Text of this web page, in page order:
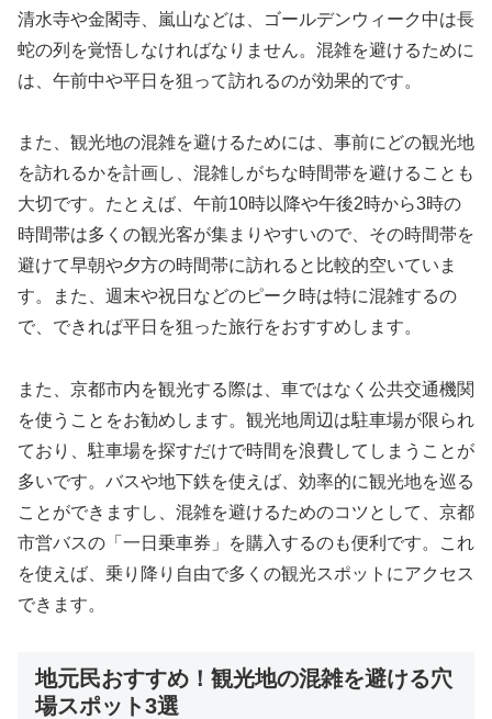
清水寺や金閣寺、嵐山などは、ゴールデンウィーク中は長
蛇の列を覚悟しなければなりません。混雑を避けるために
は、午前中や平日を狙って訪れるのが効果的です。
また、観光地の混雑を避けるためには、事前にどの観光地
を訪れるかを計画し、混雑しがちな時間帯を避けることも
大切です。たとえば、午前10時以降や午後2時から3時の
時間帯は多くの観光客が集まりやすいので、その時間帯を
避けて早朝や夕方の時間帯に訪れると比較的空いていま
す。また、週末や祝日などのピーク時は特に混雑するの
で、できれば平日を狙った旅行をおすすめします。
また、京都市内を観光する際は、車ではなく公共交通機関
を使うことをお勧めします。観光地周辺は駐車場が限られ
ており、駐車場を探すだけで時間を浪費してしまうことが
多いです。バスや地下鉄を使えば、効率的に観光地を巡る
ことができますし、混雑を避けるためのコツとして、京都
市営バスの「一日乗車券」を購入するのも便利です。これ
を使えば、乗り降り自由で多くの観光スポットにアクセス
できます。
地元民おすすめ！観光地の混雑を避ける穴
場スポット3選